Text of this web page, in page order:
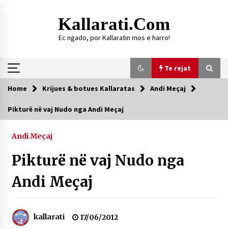
Kallarati.com
Ec ngado, por Kallaratin mos e harro!
Te rejat
Te rejat
SHOQATËS “KALLARATI”
Gazeta Kallarati nr. 118
07/07/2026
06/06/2026
Home Krijues & botues Kallaratas Andi Meçaj
Pikturë në vaj Nudo nga Andi Meçaj
Andi Meçaj
Pikturë në vaj Nudo nga
Andi Meçaj
kallarati 17/06/2012